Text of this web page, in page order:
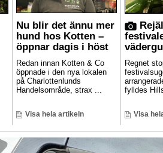
Nu blir det ännu mer
hund hos Kotten –
öppnar dagis i höst
Redan innan Kotten & Co
öppnade i den nya lokalen
på Charlottenlunds
Handelsområde, strax ...
Visa hela artikeln
Regnet
fylldes
Visa